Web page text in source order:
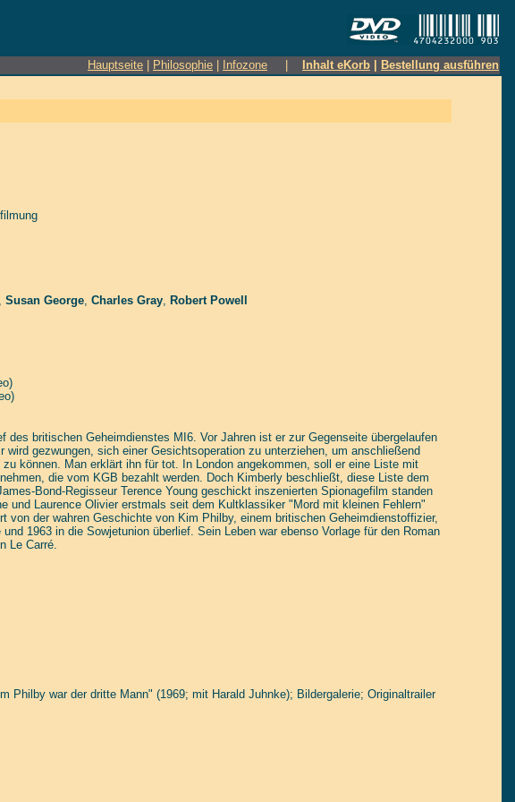
Hauptseite Philosophie Infozone Inhalt eKorb Bestellung ausführen
, Susan George, Charles Gray, Robert Powell
des britischen Geheimdienstes MI6. Vor Jahren ist er zur Gegenseite übergelaufen
wird gezwungen, sich einer Gesichtsoperation zu unterziehen, um anschließend
können. Man erklärt ihn für tot. In London angekommen, soll er eine Liste mit
die vom KGB bezahlt werden. Doch Kimberly beschließt, diese Liste dem
Bond-Regisseur Terence Young geschickt inszenierten Spionagefilm standen
und Laurence Olivier erstmals seit dem Kultklassiker "Mord mit kleinen Fehlern"
von der wahren Geschichte von Kim Philby, einem britischen Geheimdienstoffizier,
1963 in die Sowjetunion überlief. Sein Leben war ebenso Vorlage für den Roman
Le Carré.
Philby war der dritte Mann" (1969; mit Harald Juhnke); Bildergalerie; Originaltrailer